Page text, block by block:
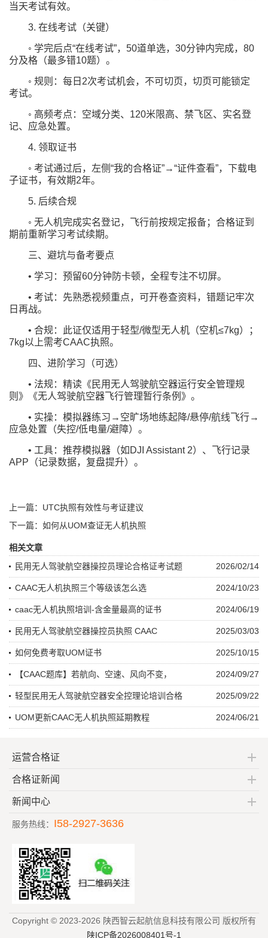
当天考试有效。
3. 在线考试（关键）
◦ 学完后点“在线考试”，50道单选，30分钟内完成，80
分及格（最多错10题）。
◦ 规则：每日2次考试机会，不可切页，切页可能锁定
考试。
◦ 高频考点：空域分类、120米限高、禁飞区、实名登
记、应急处置。
4. 领取证书
◦ 考试通过后，左侧“我的合格证”→“证件查看”，下载电
子证书，有效期2年。
5. 后续合规
◦ 无人机完成实名登记，飞行前按规定报备；合格证到
期前重新学习考试续期。
三、避坑与备考要点
• 学习：预留60分钟防卡顿，全程专注不切屏。
• 考试：先熟悉视频重点，可开卷查资料，错题记牢次
日再战。
• 合规：此证仅适用于轻型/微型无人机（空机≤7kg）；
7kg以上需考CAAC执照。
四、进阶学习（可选）
• 法规：精读《民用无人驾驶航空器运行安全管理规
则》《无人驾驶航空器飞行管理暂行条例》。
• 实操：模拟器练习→空旷场地练起降/悬停/航线飞行→
应急处置（失控/低电量/避障）。
• 工具：推荐模拟器（如DJI Assistant 2）、飞行记录
APP（记录数据，复盘提升）。
上一篇：UTC执照有效性与考证建议
下一篇：如何从UOM查证无人机执照
相关文章
2026/02/14
民用无人驾驶航空器操控员理论合格证考试题
2024/10/23
CAAC无人机执照三个等级该怎么选
2024/06/19
caac无人机执照培训-含金量最高的证书
2025/03/03
民用无人驾驶航空器操控员执照 CAAC
2025/10/15
如何免费考取UOM证书
2024/09/27
【CAAC题库】若航向、空速、风向不变，
2025/09/22
轻型民用无人驾驶航空器安全控理论培训合格
2024/06/21
UOM更新CAAC无人机执照延期教程
运营合格证
合格证新闻
新闻中心
服务热线： I58-2927-3636
Copyright © 2023-2026 陕西智云起航信息科技有限公司 版权所有
陕ICP备2026008401号-1